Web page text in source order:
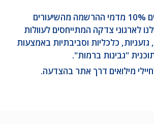
1. אנו תורמים 10% מדמי ההרשמה מהשיעורים
לארגוני צדקה המתייחסים לעוולות
גזעניות, כלכליות וסביבתיות באמצעות
"גבינות ברמות".
מילואים דרך אתר בהצדעה.